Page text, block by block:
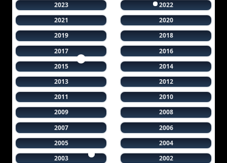
2023
2022
2021
2020
2019
2018
2017
2016
2015
2014
2013
2012
2011
2010
2009
2008
2007
2006
2005
2004
2003
2002